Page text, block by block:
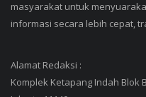
masyarakat untuk
informasi secara lebih cepat,
Alamat Redaksi :
Komplek Ketapang Indah Blok